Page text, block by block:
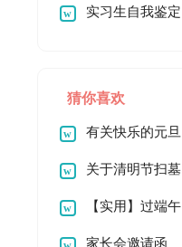
实习生自我鉴定
猜你喜欢
有关快乐的元旦
作文100字四篇
关于清明节扫墓
作文800字汇总5篇
【实用】过端午
节的作文500字锦集
家长会邀请函